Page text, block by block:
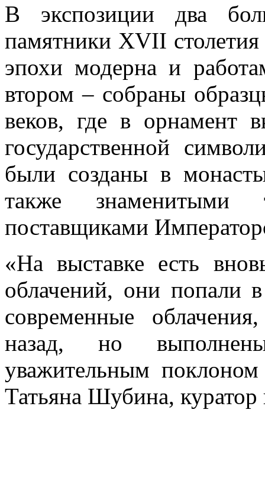
В экспозиции два
памятники XVII
эпохи модерна и
втором – собраны
веков, где в орнамент
государственной
были созданы в
также знаменитыми
поставщиками
«На выставке есть
облачений, они попали
современные
назад, но
уважительным
Татьяна Шубина, куратор